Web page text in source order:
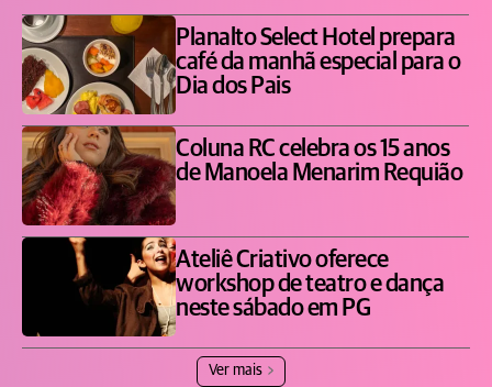
Planalto Select Hotel prepara
café da manhã especial para o
Dia dos Pais
Coluna RC celebra os 15 anos
de Manoela Menarim Requião
Ateliê Criativo oferece
workshop de teatro e dança
neste sábado em PG
Ver mais